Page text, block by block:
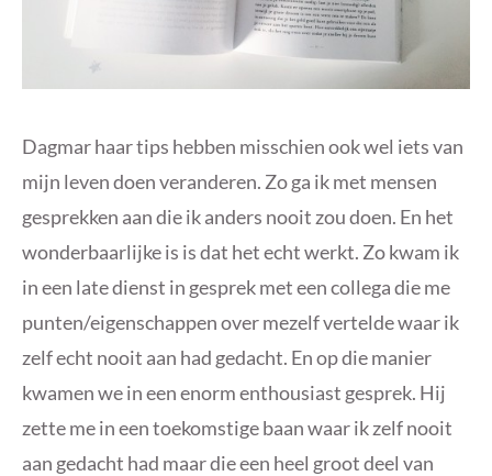
Dagmar haar tips hebben misschien ook wel iets van
mijn leven doen veranderen. Zo ga ik met mensen
gesprekken aan die ik anders nooit zou doen. En het
wonderbaarlijke is is dat het echt werkt. Zo kwam ik
in een late dienst in gesprek met een collega die me
punten/eigenschappen over mezelf vertelde waar ik
zelf echt nooit aan had gedacht. En op die manier
kwamen we in een enorm enthousiast gesprek. Hij
zette me in een toekomstige baan waar ik zelf nooit
aan gedacht had maar die een heel groot deel van